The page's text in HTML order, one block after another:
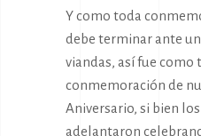
Y como toda
debe terminar ante
viandas, así fue como
conmemoración de
Aniversario, si bien
adelantaron